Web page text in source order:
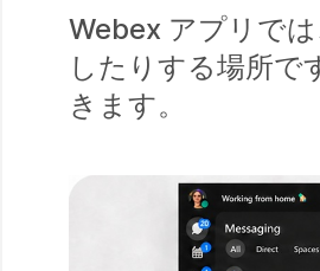
Webex アプリで
したりする場所で
きます。